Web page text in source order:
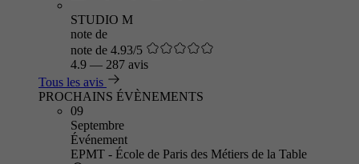
STUDIO M
note de
note de 4.93/5
4.9 — 287 avis
Tous les avis
PROCHAINS ÉVÈNEMENTS
09
Septembre
Événement
EPMT - École de Paris des Métiers de la Table